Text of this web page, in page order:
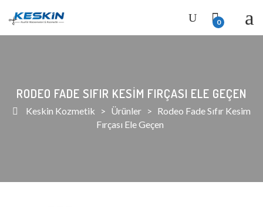
0
RODEO FADE SIFIR KESIM FIRÇASI ELE GEÇEN
Keskin Kozmetik > Ürünler > Rodeo Fade Sıfır Kesim
Fırçası Ele Geçen